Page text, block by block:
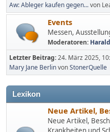
Aw: Ableger kaufen gegen...von
Events
Messen,
Moderatoren: Harald
Letzter Beitrag:24. März 2025,
Mary Jane BerlinvonStonerQuelle
Lexikon
Neue Artikel,
Neue Artikel,